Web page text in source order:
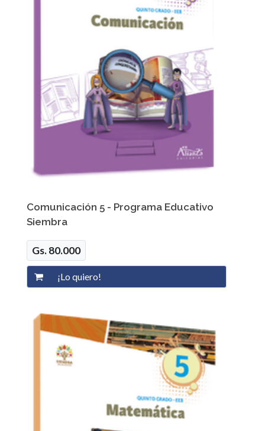
Comunicación 5 - Programa Educativo
Siembra
Gs. 80.000